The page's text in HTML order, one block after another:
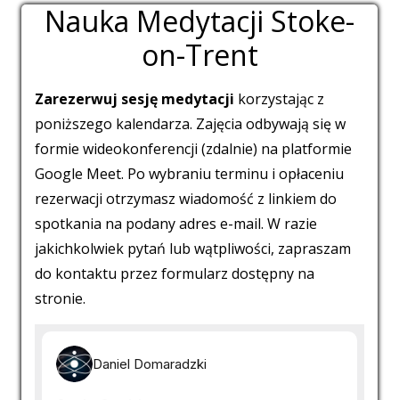
Nauka Medytacji Stoke-
on-Trent
Zarezerwuj sesję medytacji korzystając z
poniższego kalendarza. Zajęcia odbywają się w
formie wideokonferencji (zdalnie) na platformie
Google Meet. Po wybraniu terminu i opłaceniu
rezerwacji otrzymasz wiadomość z linkiem do
spotkania na podany adres e-mail. W razie
jakichkolwiek pytań lub wątpliwości, zapraszam
do kontaktu przez formularz dostępny na
stronie.